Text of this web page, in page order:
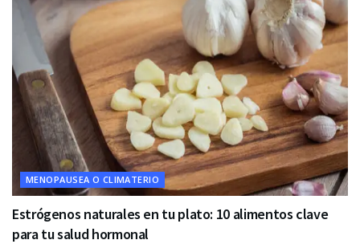
MENOPAUSEA O CLIMATERIO
Estrógenos naturales en tu plato: 10 alimentos clave
para tu salud hormonal